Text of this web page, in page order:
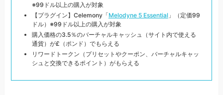
※99ドル以上の購入が対象
【プラグイン】Celemony「Melodyne 5 Essential」（定価99
ドル）※99ドル以上の購入が対象
購入価格の3.5％のバーチャルキャッシュ（サイト内で使える
通貨）が£（ポンド）でもらえる
リワードトークン（プリセットやクーポン、バーチャルキャッ
シュと交換できるポイント）がもらえる